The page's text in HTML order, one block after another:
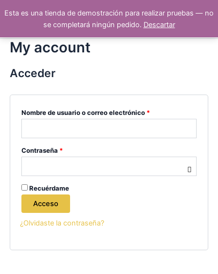
Esta es una tienda de demostración para realizar pruebas — no
se completará ningún pedido. Descartar
Gitana’s Blessings
Main
My account
Acceder
Nombre de usuario o correo electrónico *
Contraseña *
Recuérdame
Acceso
¿Olvidaste la contraseña?